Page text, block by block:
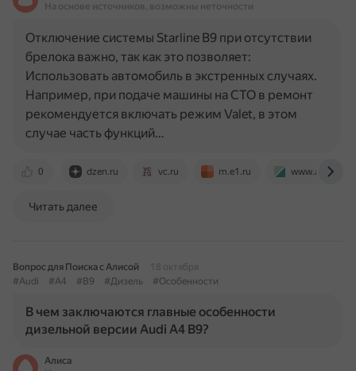
На основе источников, возможны неточности
0 dzen.ru vc.ru m.e1.ru
Отключение системы Starline B9 при отсутствии
брелока важно, так как это позволяет:
Использовать автомобиль в экстренных случаях.
Например, при подаче машины на СТО в ремонт
рекомендуется включать режим Valet, в этом
случае часть функций…
Читать далее
Вопрос для Поиска с Алисой
18 октября
#Audi
#A4 #B9 #Дизель #Особенности
В чем заключаются главные особенности
дизельной версии Audi A4 B9?
Алиса